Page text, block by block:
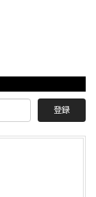
登録